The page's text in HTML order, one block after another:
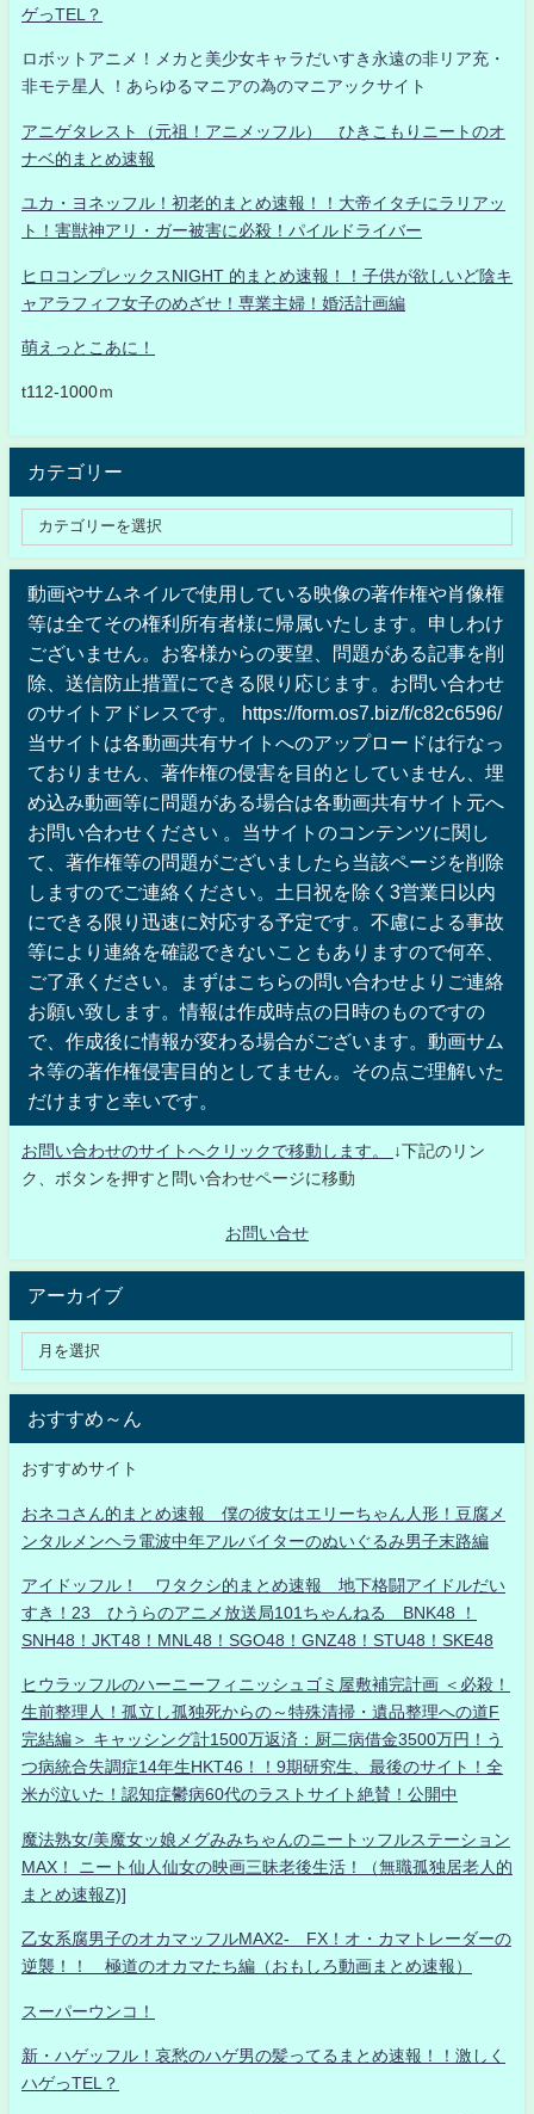
ゲっTEL？
ロボットアニメ！メカと美少女キャラだいすき永遠の非リア充・
非モテ星人 ！あらゆるマニアの為のマニアックサイト
アニゲタレスト（元祖！アニメッフル） ひきこもりニートのオ
ナベ的まとめ速報
ユカ・ヨネッフル！初老的まとめ速報！！大帝イタチにラリアッ
ト！害獣神アリ・ガー被害に必殺！パイルドライバー
ヒロコンプレックスNIGHT 的まとめ速報！！子供が欲しいど陰キ
ャアラフィフ女子のめざせ！専業主婦！婚活計画編
萌えっとこあに！
t112-1000ｍ
カテゴリー
動画やサムネイルで使用している映像の著作権や肖像権
等は全てその権利所有者様に帰属いたします。申しわけ
ございません。お客様からの要望、問題がある記事を削
除、送信防止措置にできる限り応じます。お問い合わせ
のサイトアドレスです。 https://form.os7.biz/f/c82c6596/
当サイトは各動画共有サイトへのアップロードは行なっ
ておりません、著作権の侵害を目的としていません、埋
め込み動画等に問題がある場合は各動画共有サイト元へ
お問い合わせください 。当サイトのコンテンツに関し
て、著作権等の問題がございましたら当該ページを削除
しますのでご連絡ください。土日祝を除く3営業日以内
にできる限り迅速に対応する予定です。不慮による事故
等により連絡を確認できないこともありますので何卒、
ご了承ください。まずはこちらの問い合わせよりご連絡
お願い致します。情報は作成時点の日時のものですの
で、作成後に情報が変わる場合がございます。動画サム
ネ等の著作権侵害目的としてません。その点ご理解いた
だけますと幸いです。
お問い合わせのサイトへクリックで移動します。
↓下記のリン
ク、ボタンを押すと問い合わせページに移動
お問い合せ
アーカイブ
おすすめ～ん
おすすめサイト
おネコさん的まとめ速報 僕の彼女はエリーちゃん人形！豆腐メ
ンタルメンヘラ電波中年アルバイターのぬいぐるみ男子末路編
アイドッフル！ ワタクシ的まとめ速報 地下格闘アイドルだい
すき！23 ひうらのアニメ放送局101ちゃんねる BNK48 ！
SNH48！JKT48！MNL48！SGO48！GNZ48！STU48！SKE48
ヒウラッフルのハーニーフィニッシュゴミ屋敷補完計画 ＜必殺！
生前整理人！孤立し孤独死からの～特殊清掃・遺品整理への道F
完結編＞ キャッシング計1500万返済：厨二病借金3500万円！う
つ病統合失調症14年生HKT46！！9期研究生、最後のサイト！全
米が泣いた！認知症鬱病60代のラストサイト絶賛！公開中
魔法熟女/美魔女ッ娘メグみみちゃんのニートッフルステーション
MAX！ ニート仙人仙女の映画三昧老後生活！（無職孤独居老人的
まとめ速報Z)]
乙女系腐男子のオカマッフルMAX2- FX！オ・カマトレーダーの
逆襲！！ 極道のオカマたち編（おもしろ動画まとめ速報）
スーパーウンコ！
新・ハゲッフル！哀愁のハゲ男の髪ってるまとめ速報！！激しく
ハゲっTEL？